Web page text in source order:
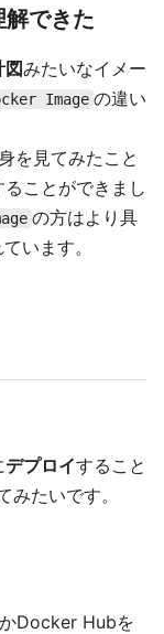
できた
図みたいなイメー
Image の違い
を見てみたこと
ことができまし
の方はより具
います。
デプロイすること
たいです。
Docker Hubを